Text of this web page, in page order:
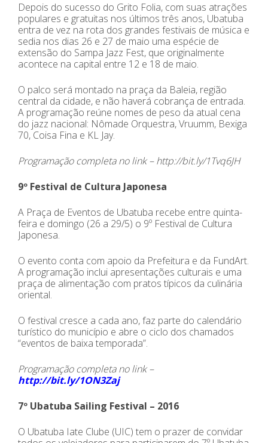
Depois do sucesso do Grito Folia, com suas atrações
populares e gratuitas nos últimos três anos, Ubatuba
entra de vez na rota dos grandes festivais de música e
sedia nos dias 26 e 27 de maio uma espécie de
extensão do Sampa Jazz Fest, que originalmente
acontece na capital entre 12 e 18 de maio.
O palco será montado na praça da Baleia, região
central da cidade, e não haverá cobrança de entrada.
A programação reúne nomes de peso da atual cena
do jazz nacional: Nômade Orquestra, Vruumm, Bexiga
70, Coisa Fina e KL Jay.
Programação completa no link – http://bit.ly/1Tvq6JH
9º Festival de Cultura Japonesa
A Praça de Eventos de Ubatuba recebe entre quinta-
feira e domingo (26 a 29/5) o 9º Festival de Cultura
Japonesa.
O evento conta com apoio da Prefeitura e da FundArt.
A programação inclui apresentações culturais e uma
praça de alimentação com pratos típicos da culinária
oriental.
O festival cresce a cada ano, faz parte do calendário
turístico do município e abre o ciclo dos chamados
“eventos de baixa temporada”.
Programação completa no link –
http://bit.ly/1ON3Zaj
7º Ubatuba Sailing Festival – 2016
O Ubatuba Iate Clube (UIC) tem o prazer de convidar